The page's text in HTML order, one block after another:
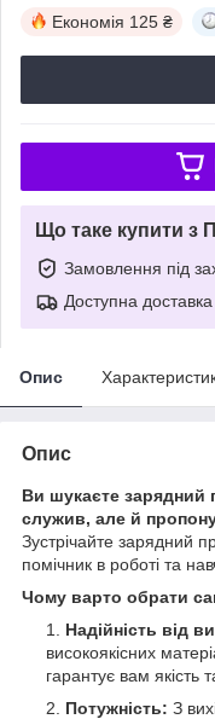
Економія 125 ₴
Що таке купити з
Замовлення під
Доступна доставка
Опис
Опис
Ви шукаєте зарядний
служив, але й
Зустрічайте зарядний
помічник в роботі та
Чому варто обрати
Надійність від
високоякісних
гарантує вам якість
Потужність: З